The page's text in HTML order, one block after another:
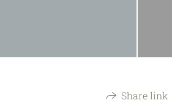
Share link